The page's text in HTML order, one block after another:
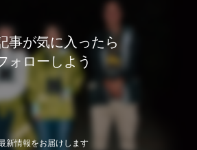
事が気に入ったら
ォローしよう
新情報をお届けします